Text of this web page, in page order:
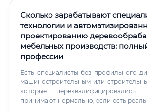
Сколько зарабатывают
технологии и
проектированию
мебельных производств:
профессии
Есть специалисты без профильного
машиностроительным или
которые
принимают нормально, если есть